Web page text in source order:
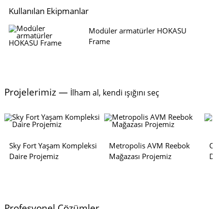
Kullanılan Ekipmanlar
Modüler armatürler HOKASU
Frame
Projelerimiz — İlham al, kendi ışığını seç
Sky Fort Yaşam Kompleksi
Daire Projemiz
Metropolis AVM Reebok
Mağazası Projemiz